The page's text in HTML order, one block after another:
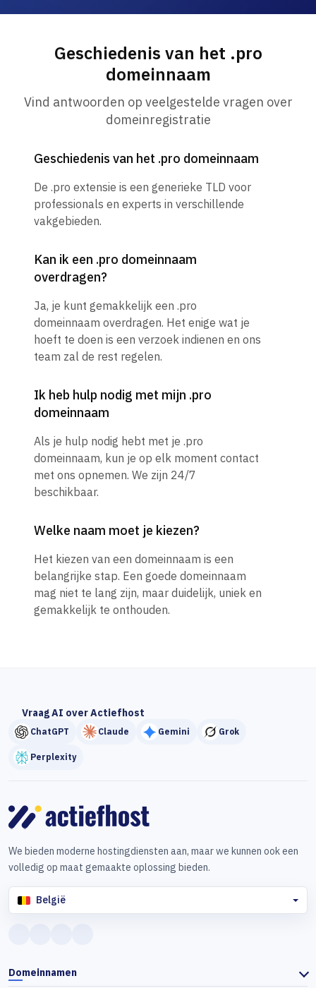
Geschiedenis van het .pro
domeinnaam
Vind antwoorden op veelgestelde vragen over
domeinregistratie
Geschiedenis van het .pro domeinnaam
De .pro extensie is een generieke TLD voor
professionals en experts in verschillende
vakgebieden.
Kan ik een .pro domeinnaam
overdragen?
Ja, je kunt gemakkelijk een .pro
domeinnaam overdragen. Het enige wat je
hoeft te doen is een verzoek indienen en ons
team zal de rest regelen.
Ik heb hulp nodig met mijn .pro
domeinnaam
Als je hulp nodig hebt met je .pro
domeinnaam, kun je op elk moment contact
met ons opnemen. We zijn 24/7
beschikbaar.
Welke naam moet je kiezen?
Het kiezen van een domeinnaam is een
belangrijke stap. Een goede domeinnaam
mag niet te lang zijn, maar duidelijk, uniek en
gemakkelijk te onthouden.
Vraag AI over Actiefhost
ChatGPT Claude Gemini Grok
Perplexity
We bieden moderne hostingdiensten aan, maar we kunnen ook een
volledig op maat gemaakte oplossing bieden.
België
Domeinnamen